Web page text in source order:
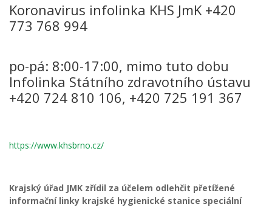
Koronavirus infolinka KHS JmK +420
773 768 994
po-pá: 8:00-17:00, mimo tuto dobu
Infolinka Státního zdravotního ústavu
+420 724 810 106, +420 725 191 367
https://www.khsbrno.cz/
Krajský úřad JMK zřídil za účelem odlehčit přetížené
informační linky krajské hygienické stanice speciální